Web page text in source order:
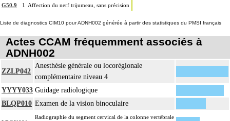
G50.9 1 Affection du nerf trijumeau, sans précision
Liste de diagnostics CIM10 pour ADNH002 générée à partir des statistiques du PMSI français
Actes CCAM fréquemment associés à
ADNH002
ZZLP042
Anesthésie générale ou locorégionale
complémentaire niveau 4
YYYY033 Guidage radiologique
BLQP010 Examen de la vision binoculaire
Radiographie du segment cervical de la colonne vertébrale